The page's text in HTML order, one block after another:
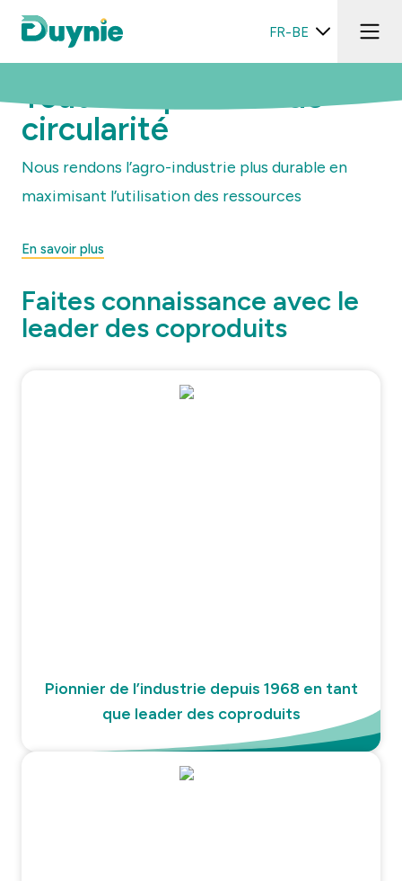
FR-BE
Tout est question de
circularité
Nous rendons l’agro-industrie plus durable en
maximisant l’utilisation des ressources
En savoir plus
Faites connaissance avec le
leader des coproduits
Pionnier de l’industrie depuis 1968 en tant
que leader des coproduits